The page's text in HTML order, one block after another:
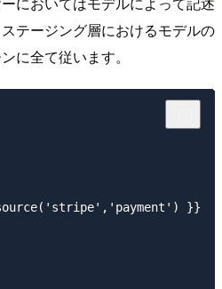
テージング層におけるモデルの
に全て従います。
}}